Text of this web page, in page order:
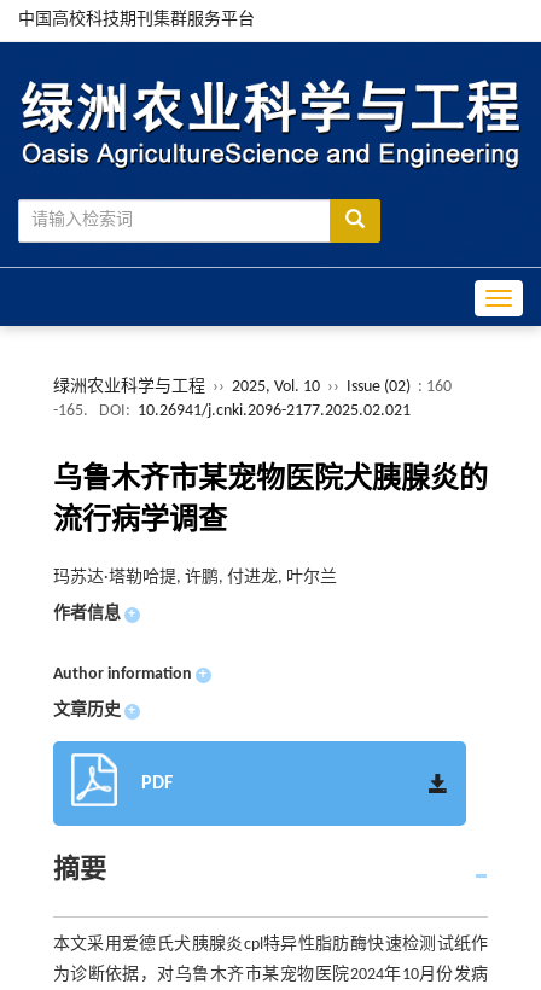
中国高校科技期刊集群服务平台
绿洲农业科学与工程 ›› 2025, Vol. 10 ›› Issue (02) : 160
-165.
DOI: 10.26941/j.cnki.2096-2177.2025.02.021
乌鲁木齐市某宠物医院犬胰腺炎的
流行病学调查
玛苏达·塔勒哈提, 许鹏, 付进龙, 叶尔兰
作者信息 +
Author information +
文章历史 +
PDF
摘要
本文采用爱德氏犬胰腺炎cpl特异性脂肪酶快速检测试纸作
为诊断依据，对乌鲁木齐市某宠物医院2024年10月份发病